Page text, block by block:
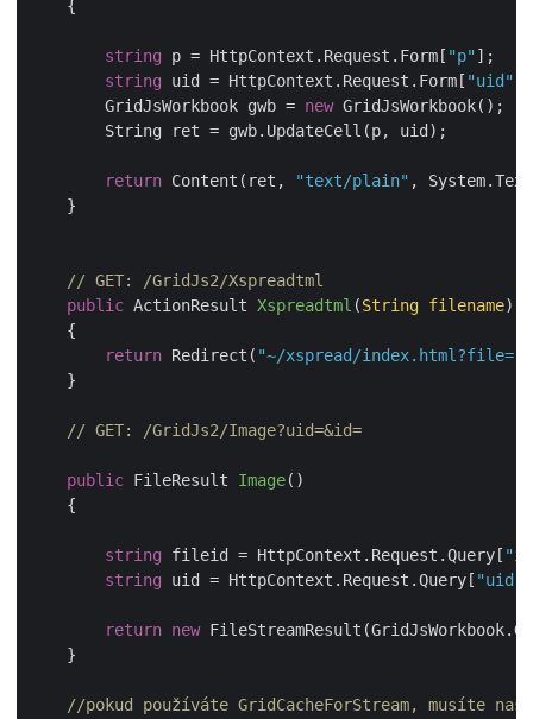
    {
string p = HttpContext.Request.Form[ "p" ];
string uid = HttpContext.Request.Form[ "uid"
        GridJsWorkbook gwb =
new GridJsWorkbook();
        String ret = gwb.UpdateCell(p, uid);
return Content(ret, "text/plain" ,
    }
// GET: /GridJs2/Xspreadtml
public ActionResult Xspreadtml (String filename)
    {
return Redirect( "~/xspread/index.html?file="
    }
// GET: /GridJs2/Image?uid=&id=
public FileResult Image( )
    {
string fileid = HttpContext.Request.Query[
string uid = HttpContext.Request.Query[ "uid"
return new
    }
//pokud používáte GridCacheForStream, musíte